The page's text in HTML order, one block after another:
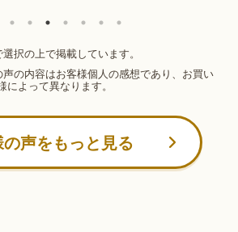
択の上で掲載しています。
の内容はお客様個人の感想であり、お買い
よって異なります。
声をもっと見る